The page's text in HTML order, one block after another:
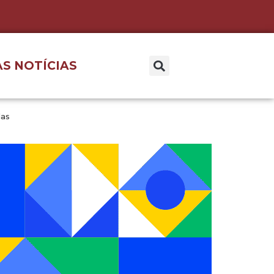
NOTÍCIAS